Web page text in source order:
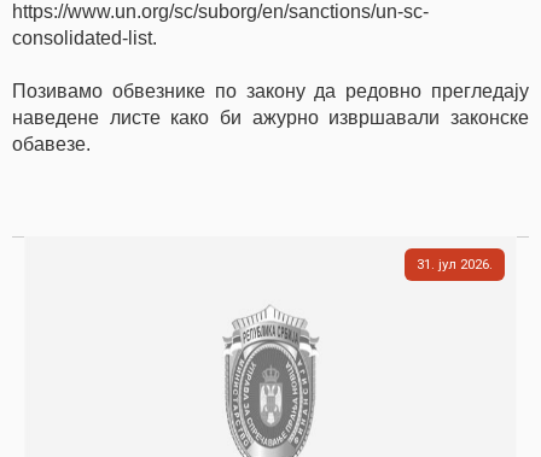
https://www.un.org/sc/suborg/en/sanctions/un-sc-
consolidated-list.
Позивамо обвезнике по закону да редовно прегледају
наведене листе како би ажурно извршавали законске
обавезе.
31 јул 2026